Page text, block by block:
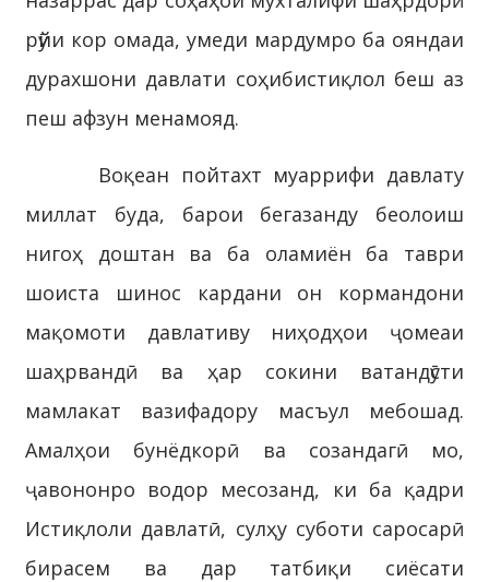
рӯйи кор омада, умеди мардумро ба ояндаи
дурахшони давлати соҳибистиқлол беш аз
пеш афзун менамояд.
Воқеан пойтахт муаррифи давлату
миллат буда, барои бегазанду беолоиш
нигоҳ доштан ва ба оламиён ба таври
шоиста шинос кардани он кормандони
мақомоти давлативу ниҳодҳои ҷомеаи
шаҳрвандӣ ва ҳар сокини ватандӯсти
мамлакат вазифадору масъул мебошад.
Амалҳои бунёдкорӣ ва созандагӣ мо,
ҷавононро водор месозанд, ки ба қадри
Истиқлоли давлатӣ, сулҳу суботи саросарӣ
бирасем ва дар татбиқи сиёсати